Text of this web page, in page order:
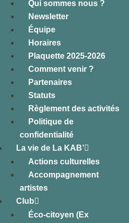
Qui sommes nous ?
Newsletter
Équipe
Horaires
Plaquette 2025-2026
Comment venir ?
Partenaires
Statuts
Règlement des activités
Politique de
confidentialité
La vie de La KAB’
Actions culturelles
Accompagnement
artistes
Club
Éco-citoyen (Ex